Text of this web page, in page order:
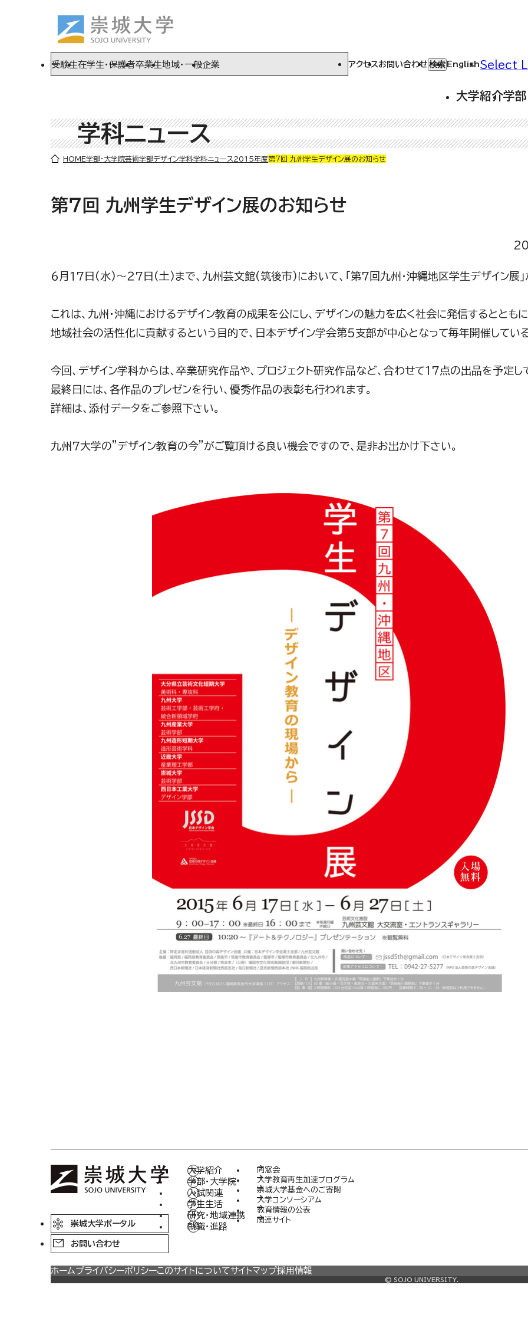
受験生在学生・保護者卒業生地域・一般企業 アクセスお問い合わせ 検索 English Select
大学紹介学部
ここから本文です。
学科ニュース
HOME学部・大学院芸術学部デザイン学科学科ニュース 2015年度第７回 九州学生デザイン展のお知らせ
第７回 九州学生デザイン展のお知らせ
６月１７日(水)～２７日(土)まで、九州芸文館(筑後市)において、「第７回九州・沖縄地区学生デザイン展」
これは、九州・沖縄におけるデザイン教育の成果を公にし、デザインの魅力を広く社会に発信するとともに
地域社会の活性化に貢献するという目的で、日本デザイン学会第５支部が中心となって毎年開催してい
今回、デザイン学科からは、卒業研究作品や、プロジェクト研究作品など、合わせて１７点の出品を予定し
最終日には、各作品のプレゼンを行い、優秀作品の表彰も行われます。
詳細は、添付データをご参照下さい。
九州７大学の"デザイン教育の今"がご覧頂ける良い機会ですので、是非お出かけ下さい。
崇城大学ポータル
お問い合わせ
大学紹介
学部・大学院
入試関連
学生生活
研究・地域連携
就職・進路
同窓会
大学教育再生加速プログラム
崇城大学基金へのご寄附
大学コンソーシアム
教育情報の公表
関連サイト
ホームプライバシーポリシーこのサイトについてサイトマップ採用情報
© SOJO UNIVERSITY.